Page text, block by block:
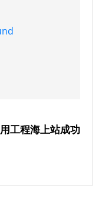
工程海上站成功